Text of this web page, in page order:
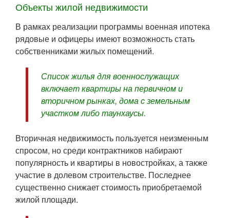
Объекты жилой недвижимости
В рамках реализации программы военная ипотека
рядовые и офицеры имеют возможность стать
собственниками жилых помещений.
Список жилья для военнослужащих
включает квартиры на первичном и
вторичном рынках, дома с земельным
участком либо таунхаусы.
Вторичная недвижимость пользуется неизменным
спросом, но среди контрактников набирают
популярность и квартиры в новостройках, а также
участие в долевом строительстве. Последнее
существенно снижает стоимость приобретаемой
жилой площади.